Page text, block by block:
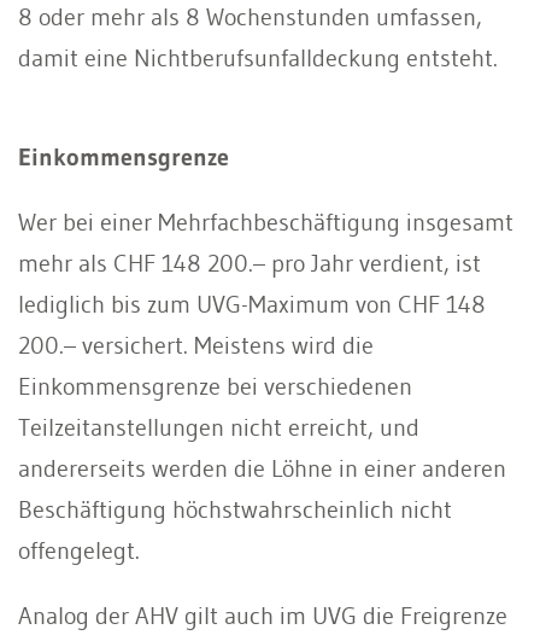
8 oder mehr als 8 Wochenstunden umfassen,
damit eine Nichtberufsunfalldeckung entsteht.
Einkommensgrenze
Wer bei einer Mehrfachbeschäftigung insgesamt
mehr als CHF 148 200.– pro Jahr verdient, ist
lediglich bis zum UVG-Maximum von CHF 148
200.– versichert. Meistens wird die
Einkommensgrenze bei verschiedenen
Teilzeitanstellungen nicht erreicht, und
andererseits werden die Löhne in einer anderen
Beschäftigung höchstwahrscheinlich nicht
offengelegt.
Analog der AHV gilt auch im UVG die Freigrenze